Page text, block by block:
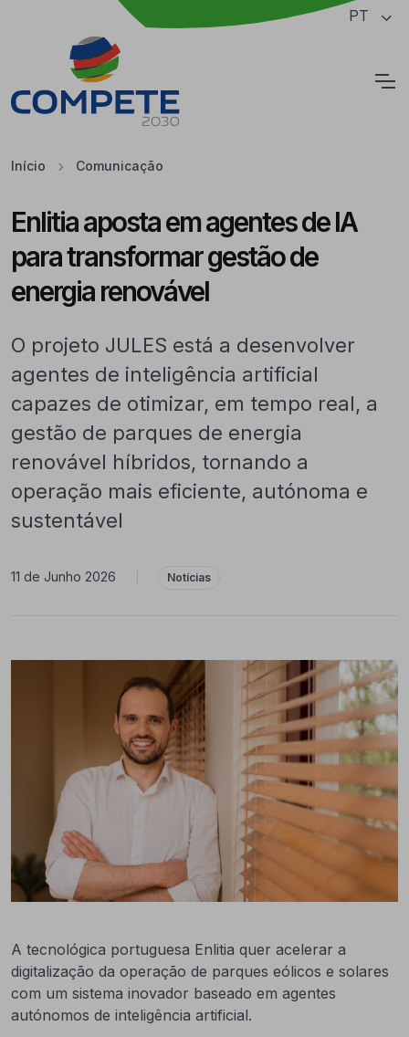
Saltar para o conteúdo principal da página PT
Início Comunicação
Enlitia aposta em agentes de IA
para transformar gestão de
energia renovável
O projeto JULES está a desenvolver
agentes de inteligência artificial
capazes de otimizar, em tempo real, a
gestão de parques de energia
renovável híbridos, tornando a
operação mais eficiente, autónoma e
sustentável
11 de Junho 2026 Notícias
A tecnológica portuguesa Enlitia quer acelerar a
digitalização da operação de parques eólicos e solares
com um sistema inovador baseado em agentes
autónomos de inteligência artificial.